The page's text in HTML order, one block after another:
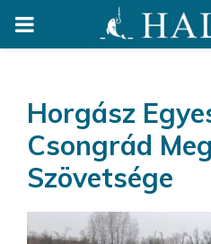
PRIMARY
Horgász
Csongrád
Szövetsége